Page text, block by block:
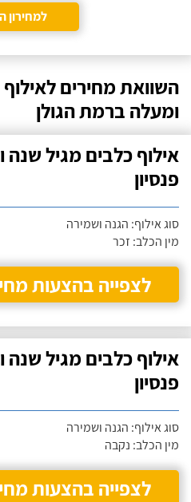
למחירון
השוואת מחירים
ומעלה ברמת הגולן
אילוף כלבים מגיל
פנסיון
סוג אילוף: הגנה ושמירה
מין הכלב: זכר
לצפייה בהצעות
אילוף כלבים מגיל
פנסיון
סוג אילוף: הגנה ושמירה
מין הכלב: נקבה
לצפייה בהצעות